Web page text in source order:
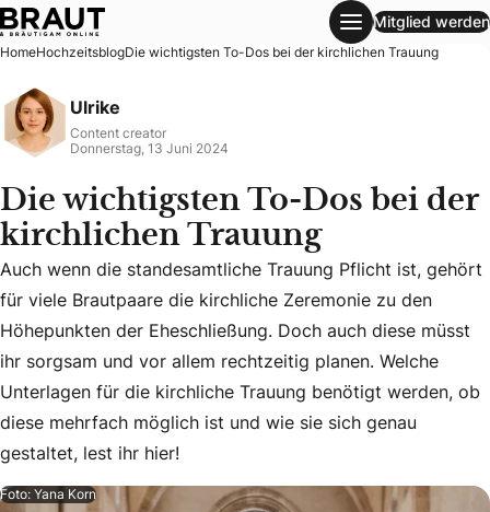
Die wichtigsten To-Dos bei der kirchlichen Trauung
Mitglied werden
HomeHochzeitsblogDie wichtigsten To-Dos bei der kirchlichen Trauung
Ulrike
Content creator
Donnerstag, 13 Juni 2024
Die wichtigsten To-Dos bei der
kirchlichen Trauung
Auch wenn die standesamtliche Trauung Pflicht ist,
Auch wenn die standesamtliche Trauung Pflicht ist, gehört
für viele Brautpaare die kirchliche Zeremonie zu den
Höhepunkten der Eheschließung. Doch auch diese müsst
ihr sorgsam und vor allem rechtzeitig planen. Welche
Unterlagen für die kirchliche Trauung benötigt werden, ob
diese mehrfach möglich ist und wie sie sich genau
gestaltet, lest ihr hier!
Foto: Yana Korn